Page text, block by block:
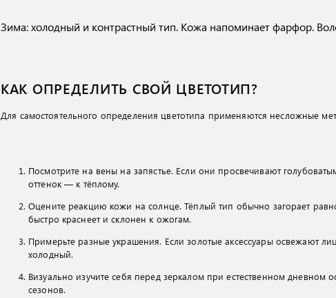
Зима: холодный и контрастный тип. Кожа напоминает фарфор.
КАК ОПРЕДЕЛИТЬ СВОЙ ЦВЕТОТИП?
Для самостоятельного определения цветотипа применяются несложные
Посмотрите на вены на запястье. Если они просвечивают
оттенок — к тёплому.
Оцените реакцию кожи на солнце. Тёплый тип обычно загорает
быстро краснеет и склонен к ожогам.
Примерьте разные украшения. Если золотые аксессуары освежают
холодный.
Визуально изучите себя перед зеркалом при естественном
сезонов.